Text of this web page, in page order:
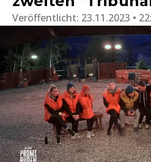
Veröffentlicht: 23.11.2023 •